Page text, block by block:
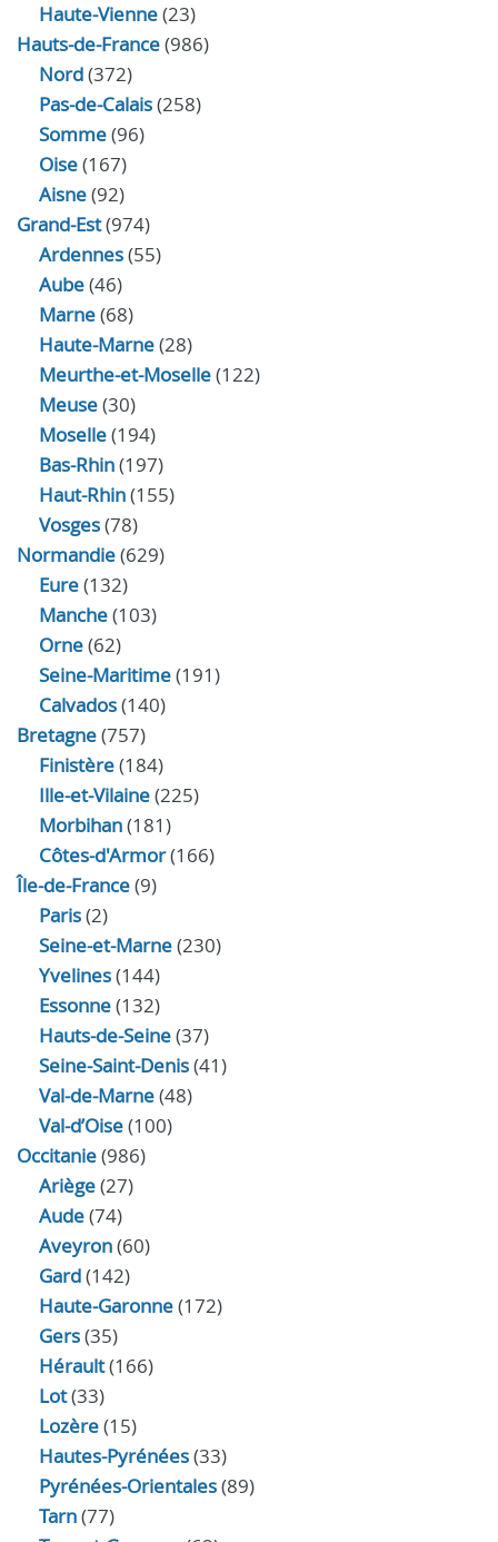
Haute-Vienne(23)
Hauts-de-France(986)
Nord(372)
Pas-de-Calais(258)
Somme(96)
Oise(167)
Aisne(92)
Grand-Est(974)
Ardennes(55)
Aube(46)
Marne(68)
Haute-Marne(28)
Meurthe-et-Moselle(122)
Meuse(30)
Moselle(194)
Bas-Rhin(197)
Haut-Rhin(155)
Vosges(78)
Normandie(629)
Eure(132)
Manche(103)
Orne(62)
Seine-Maritime(191)
Calvados(140)
Bretagne(757)
Finistère(184)
Ille-et-Vilaine(225)
Morbihan(181)
Côtes-d'Armor(166)
Île-de-France(9)
Paris(2)
Seine-et-Marne(230)
Yvelines(144)
Essonne(132)
Hauts-de-Seine(37)
Seine-Saint-Denis(41)
Val-de-Marne(48)
Val-d’Oise(100)
Occitanie(986)
Ariège(27)
Aude(74)
Aveyron(60)
Gard(142)
Haute-Garonne(172)
Gers(35)
Hérault(166)
Lot(33)
Lozère(15)
Hautes-Pyrénées(33)
Pyrénées-Orientales(89)
Tarn(77)